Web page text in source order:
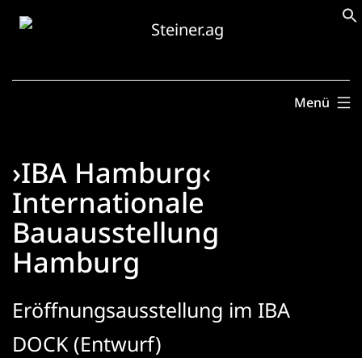
Zum
Menü
›IBA Hamburg‹
Internationale
Bauausstellung
Hamburg
Eröffnungsausstellung im IBA
DOCK (Entwurf)